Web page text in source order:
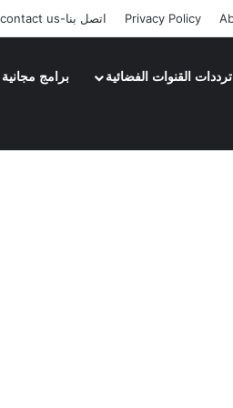
Privacy Policy اتصل بنا-contact us
ترددات القنوات الفضائية برامج مجانية